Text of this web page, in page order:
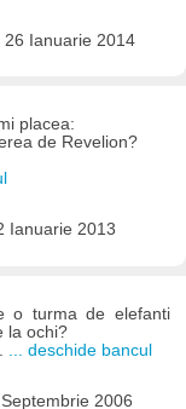
26 Ianuarie 2014
placea:
de Revelion?
Ianuarie 2013
o turma de elefanti
la ochi?
... deschide bancul
2006